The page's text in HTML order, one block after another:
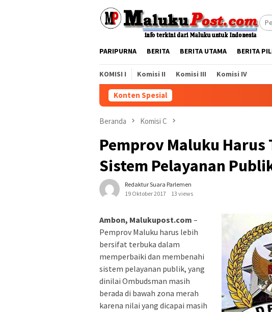
PARIPURNA BERITA BERITA UTAMA BERITA
KOMISI I Komisi II Komisi III Komisi IV
Konten Spesial
Beranda Komisi C
Pemprov Maluku Harus
Sistem Pelayanan
Redaktur Suara Parlemen
19 Oktober 2017
13 views
Ambon, Malukupost.com –
Pemprov Maluku harus lebih
bersifat terbuka dalam
memperbaiki dan membenahi
sistem pelayanan publik, yang
dinilai Ombudsman masih
berada di bawah zona merah
karena nilai yang dicapai masih